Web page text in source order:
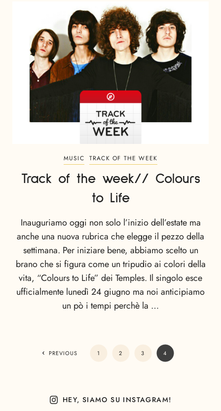
MUSIC TRACK OF THE WEEK
Track of the week// Colours
to Life
Inauguriamo oggi non solo l’inizio dell’estate ma
anche una nuova rubrica che elegge il pezzo della
settimana. Per iniziare bene, abbiamo scelto un
brano che si figura come un tripudio ai colori della
vita, “Colours to Life” dei Temples. Il singolo esce
ufficialmente lunedì 24 giugno ma noi anticipiamo
un pò i tempi perchè la …
PREVIOUS 1 2 3 4
HEY, SIAMO SU INSTAGRAM!